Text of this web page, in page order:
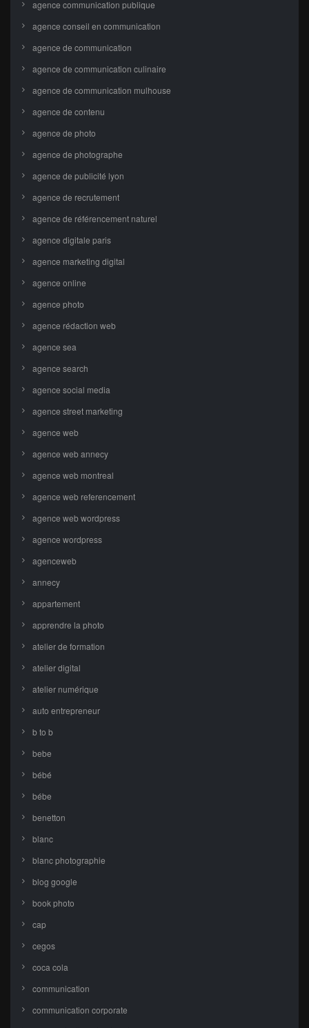
agence communication publique
agence conseil en communication
agence de communication
agence de communication culinaire
agence de communication mulhouse
agence de contenu
agence de photo
agence de photographe
agence de publicité lyon
agence de recrutement
agence de référencement naturel
agence digitale paris
agence marketing digital
agence online
agence photo
agence rédaction web
agence sea
agence search
agence social media
agence street marketing
agence web
agence web annecy
agence web montreal
agence web referencement
agence web wordpress
agence wordpress
agenceweb
annecy
appartement
apprendre la photo
atelier de formation
atelier digital
atelier numérique
auto entrepreneur
b to b
bebe
bébé
bébe
benetton
blanc
blanc photographie
blog google
book photo
cap
cegos
coca cola
communication
communication corporate